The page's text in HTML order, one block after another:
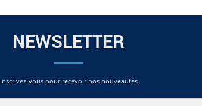
NEWSLETTER
Inscrivez-vous pour recevoir nos nouveautés